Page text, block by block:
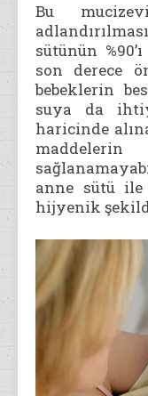
Bu
sütünün
son derece
bebeklerin
suya da
haricinde
anne sütü
hijyenik